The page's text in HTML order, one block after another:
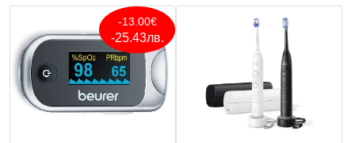
-13.00€
-25.43лв.